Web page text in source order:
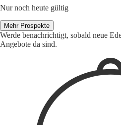
Nur noch heute gültig
Mehr Prospekte
Werde benachrichtigt, sobald neue
Angebote da sind.